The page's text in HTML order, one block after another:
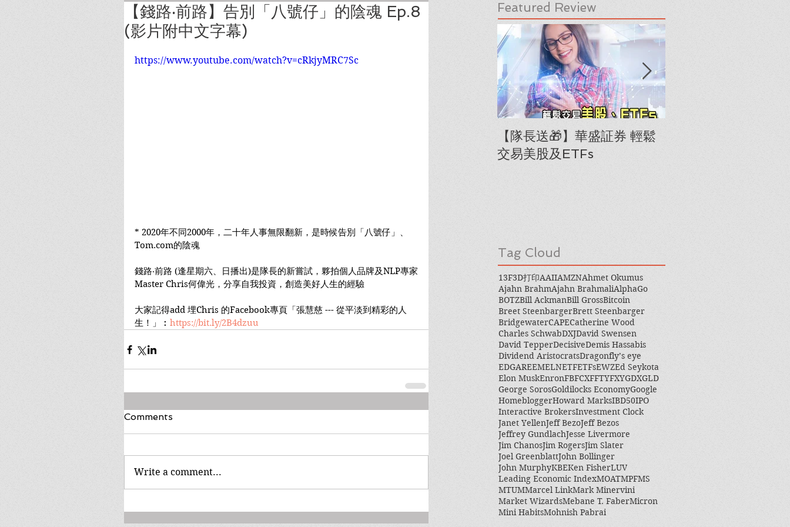
【錢路‧前路】告別「八號仔」的陰魂 Ep.8
(影片附中文字幕)
https://www.youtube.com/watch?v=cRkjyMRC7Sc
* 2020年不同2000年，二十年人事無限翻新，是時候告別「八號仔」、
Tom.com的陰魂
錢路‧前路 (逢星期六、日播出)是隊長的新嘗試，夥拍個人品牌及NLP專家
Master Chris何偉光，分享自我投資，創造美好人生的經驗
大家記得add 埋Chris 的Facebook專頁「張慧慈 --- 從平淡到精彩的人
生！」︰ https://bit.ly/2B4dzuu
Comments
Write a comment...
Featured Review
【隊長送🎁】華盛証券 輕鬆
交易美股及ETFs
Tag Cloud
13F3D打印AAIIAMZNAhmet Okumus
Ajahn BrahmAjahn BrahmaliAlphaGo
BOTZBill AckmanBill GrossBitcoin
Breet SteenbargerBrett Steenbarger
BridgewaterCAPECatherine Wood
Charles SchwabDXJDavid Swensen
David TepperDecisiveDemis Hassabis
Dividend AristocratsDragonfly’s eye
EDGAREEMELNETFETFsEWZEd Seykota
Elon MuskEnronFBFCXFFTYFXYGDXGLD
George SorosGoldilocks EconomyGoogle
HomebloggerHoward MarksIBD50IPO
Interactive BrokersInvestment Clock
Janet YellenJeff BezoJeff Bezos
Jeffrey GundlachJesse Livermore
Jim ChanosJim RogersJim Slater
Joel GreenblattJohn Bollinger
John MurphyKBEKen FisherLUV
Leading Economic IndexMOATMPFMS
MTUMMarcel LinkMark Minervini
Market WizardsMebane T. FaberMicron
Mini HabitsMohnish Pabrai